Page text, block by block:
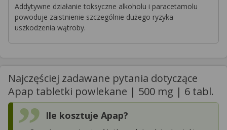
Addytywne działanie toksyczne alkoholu i paracetamolu
powoduje zaistnienie szczególnie dużego ryzyka
uszkodzenia wątroby.
Najczęściej zadawane pytania dotyczące
Apap tabletki powlekane | 500 mg | 6 tabl.
Ile kosztuje Apap?